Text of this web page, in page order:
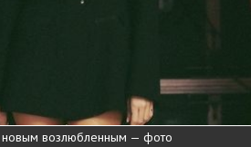
новым возлюбленным — фото